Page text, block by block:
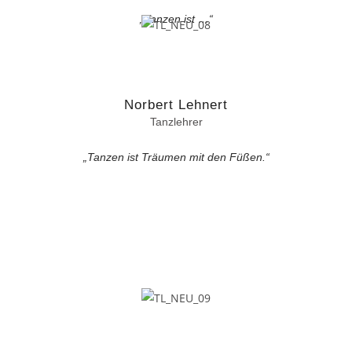
„Tanzen ist …“
Norbert Lehnert
Tanzlehrer
„Tanzen ist Träumen mit den Füßen.“